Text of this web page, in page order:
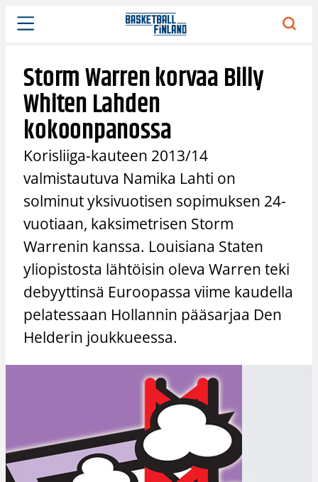
Siirry
sisältöön
Storm Warren korvaa Billy
Whiten Lahden
kokoonpanossa
Korisliiga-kauteen 2013/14
valmistautuva Namika Lahti on
solminut yksivuotisen sopimuksen 24-
vuotiaan, kaksimetrisen Storm
Warrenin kanssa. Louisiana Staten
yliopistosta lähtöisin oleva Warren teki
debyyttinsä Euroopassa viime kaudella
pelatessaan Hollannin pääsarjaa Den
Helderin joukkueessa.